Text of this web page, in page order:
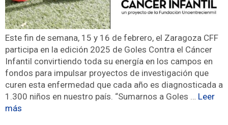
Este fin de semana, 15 y 16 de febrero, el Zaragoza CFF
participa en la edición 2025 de Goles Contra el Cáncer
Infantil convirtiendo toda su energía en los campos en
fondos para impulsar proyectos de investigación que
curen esta enfermedad que cada año es diagnosticada a
1.300 niños en nuestro país. “Sumarnos a Goles … Leer
más